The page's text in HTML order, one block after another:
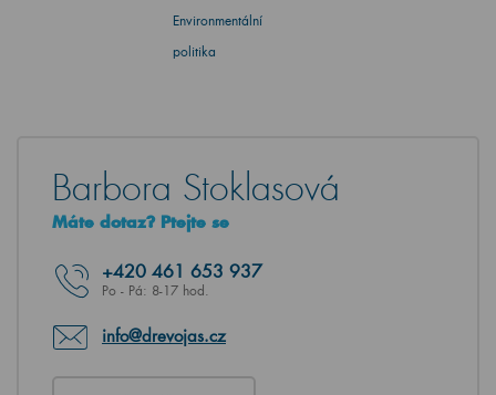
Environmentální
politika
Barbora Stoklasová
Máte dotaz? Ptejte se
+420 461 653 937
Po - Pá: 8-17 hod.
info@drevojas.cz